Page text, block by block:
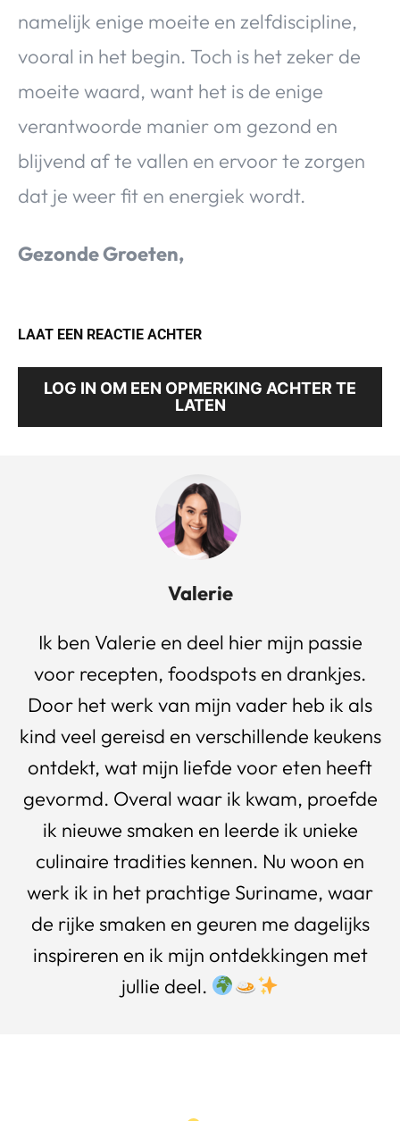
namelijk enige moeite en zelfdiscipline,
vooral in het begin. Toch is het zeker de
moeite waard, want het is de enige
verantwoorde manier om gezond en
blijvend af te vallen en ervoor te zorgen
dat je weer fit en energiek wordt.
Gezonde Groeten,
LAAT EEN REACTIE ACHTER
LOG IN OM EEN OPMERKING ACHTER TE
LATEN
Valerie
Ik ben Valerie en deel hier mijn passie
voor recepten, foodspots en drankjes.
Door het werk van mijn vader heb ik als
kind veel gereisd en verschillende keukens
ontdekt, wat mijn liefde voor eten heeft
gevormd. Overal waar ik kwam, proefde
ik nieuwe smaken en leerde ik unieke
culinaire tradities kennen. Nu woon en
werk ik in het prachtige Suriname, waar
de rijke smaken en geuren me dagelijks
inspireren en ik mijn ontdekkingen met
jullie deel.